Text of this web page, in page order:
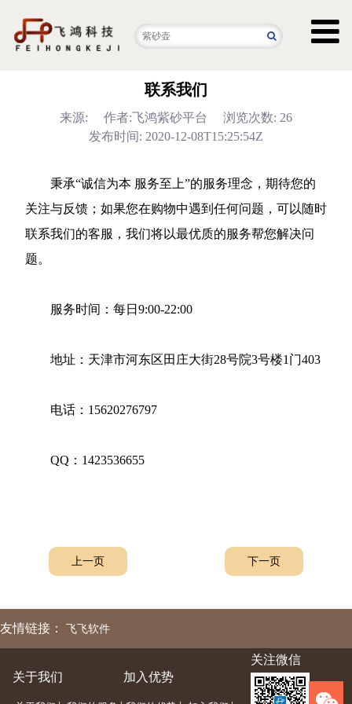
联系我们
来源: 作者:飞鸿紫砂平台
浏览次数: 26
发布时间: 2020-12-08T15:25:54Z
秉承“诚信为本 服务至上”的服务理念，期待您的
关注与反馈；如果您在购物中遇到任何问题，可以随时
联系我们的客服，我们将以最优质的服务帮您解决问
题。
服务时间：每日9:00-22:00
地址：天津市河东区田庄大街28号院3号楼1门403
电话：15620276797
QQ：1423536655
上一页 下一页
友情链接： 飞飞软件
关于我们 加入优势
关注微信